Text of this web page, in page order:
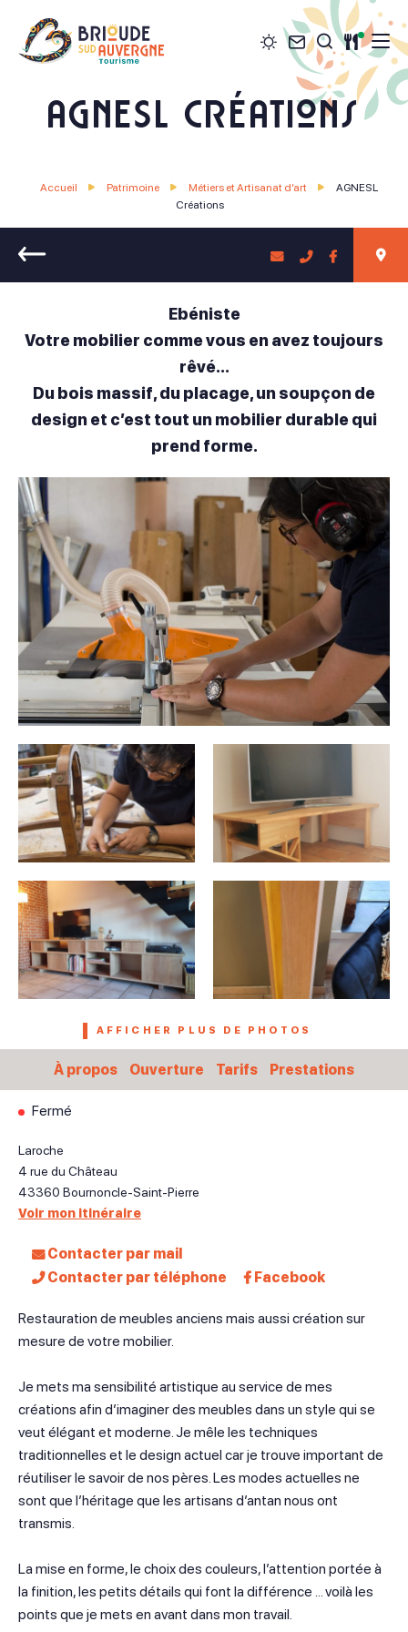
MétéoContact
Je
AGNESL Créations
Accueil Patrimoine Métiers et Artisanat d’art
AGNESL
Créations
Retour
Ebéniste
Votre mobilier comme vous en avez toujours
rêvé…
Du bois massif, du placage, un soupçon de
design et c’est tout un mobilier durable qui
prend forme.
AFFICHER PLUS DE PHOTOS
À propos Ouverture Tarifs Prestations
Fermé
Laroche
4 rue du Château
43360 Bournoncle-Saint-Pierre
Voir mon itinéraire
Contacter par mail
Contacter par téléphone
Facebook
Restauration de meubles anciens mais aussi création sur
mesure de votre mobilier.
Je mets ma sensibilité artistique au service de mes
créations afin d’imaginer des meubles dans un style qui se
veut élégant et moderne. Je mêle les techniques
traditionnelles et le design actuel car je trouve important de
réutiliser le savoir de nos pères. Les modes actuelles ne
sont que l’héritage que les artisans d’antan nous ont
transmis.
La mise en forme, le choix des couleurs, l’attention portée à
la finition, les petits détails qui font la différence … voilà les
points que je mets en avant dans mon travail.